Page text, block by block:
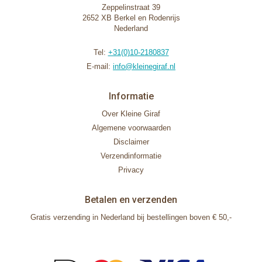
Zeppelinstraat 39
2652 XB Berkel en Rodenrijs
Nederland
Tel: +31(0)10-2180837
E-mail: info@kleinegiraf.nl
Informatie
Over Kleine Giraf
Algemene voorwaarden
Disclaimer
Verzendinformatie
Privacy
Betalen en verzenden
Gratis verzending in Nederland bij bestellingen boven € 50,-